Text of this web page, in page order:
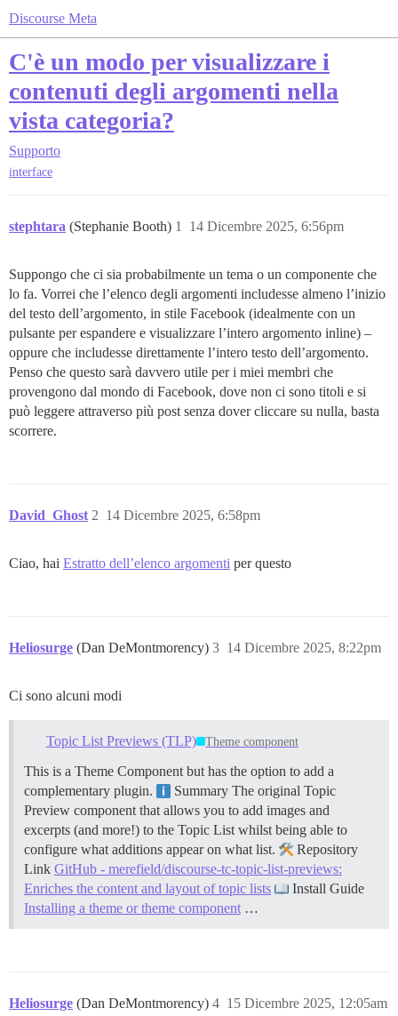
Discourse Meta
C'è un modo per visualizzare i
contenuti degli argomenti nella
vista categoria?
Supporto
interface
stephtara (Stephanie Booth) 14 Dicembre 2025, 6:56pm
1
Suppongo che ci sia probabilmente un tema o un componente che
lo fa. Vorrei che l’elenco degli argomenti includesse almeno l’inizio
del testo dell’argomento, in stile Facebook (idealmente con un
pulsante per espandere e visualizzare l’intero argomento inline) –
oppure che includesse direttamente l’intero testo dell’argomento.
Penso che questo sarà davvero utile per i miei membri che
provengono dal mondo di Facebook, dove non ci sono titoli e si
può leggere attraverso più post senza dover cliccare su nulla, basta
scorrere.
David_Ghost 14 Dicembre 2025, 6:58pm
2
Ciao, hai Estratto dell’elenco argomenti per questo
Heliosurge (Dan DeMontmorency) 14 Dicembre 2025, 8:22pm
3
Ci sono alcuni modi
Topic List Previews (TLP) Theme component
This is a Theme Component but has the option to add a
complementary plugin.
Summary The original Topic
Preview component that allows you to add images and
excerpts (and more!) to the Topic List whilst being able to
configure what additions appear on what list.
Repository
Link GitHub - merefield/discourse-tc-topic-list-previews:
Enriches the content and layout of topic lists
Install Guide
Installing a theme or theme component …
Heliosurge (Dan DeMontmorency) 15 Dicembre 2025, 12:05am
4